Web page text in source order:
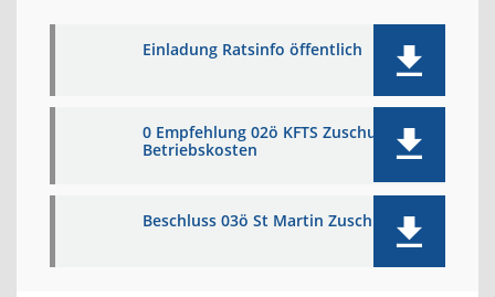
Einladung Ratsinfo öffentlich
0 Empfehlung 02ö KFTS Zuschuss
Betriebskosten
Beschluss 03ö St Martin Zuschuss